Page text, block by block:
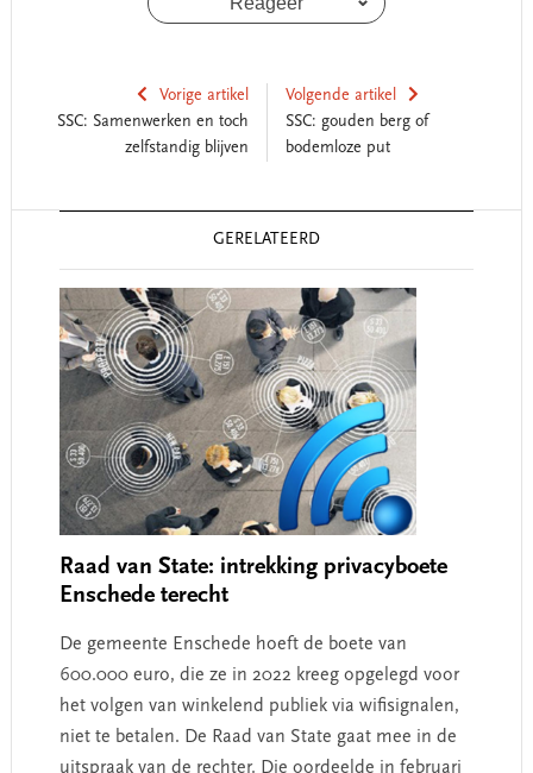
Vorige artikel
SSC: Samenwerken en toch
zelfstandig blijven
Volgende artikel
SSC: gouden berg of
bodemloze put
GERELATEERD
Raad van State: intrekking privacyboete
Enschede terecht
De gemeente Enschede hoeft de boete van
600.000 euro, die ze in 2022 kreeg opgelegd voor
het volgen van winkelend publiek via wifisignalen,
niet te betalen. De Raad van State gaat mee in de
uitspraak van de rechter. Die oordeelde in februari